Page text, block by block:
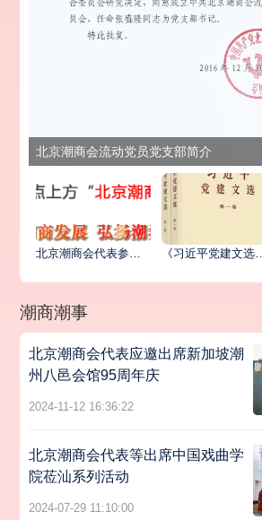
北京潮商会流动党员党支部简介
《习近平党建文选》第一卷、第二卷出版发行
潮商潮事
北京潮商会代表应邀出席新加坡潮
州八邑会馆95周年庆
2024-11-12 16:36:22
北京潮商会代表等出席中国戏曲学
院莅汕系列活动
2024-07-29 11:10:00